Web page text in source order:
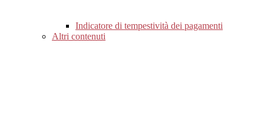
Indicatore di tempestività dei pagamenti
Altri contenuti